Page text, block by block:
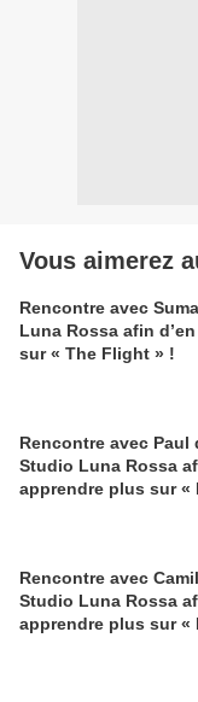
Vous aimerez
Rencontre avec
Luna Rossa afin
sur « The Flight » !
Rencontre avec Paul
Studio Luna Rossa
apprendre plus sur «
Rencontre avec
Studio Luna Rossa
apprendre plus sur «